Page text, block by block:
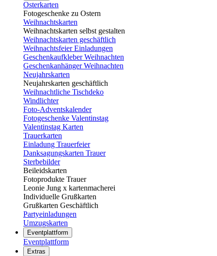
Osterkarten
Fotogeschenke zu Ostern
Weihnachtskarten
Weihnachtskarten selbst gestalten
Weihnachtskarten geschäftlich
Weihnachtsfeier Einladungen
Geschenkaufkleber Weihnachten
Geschenkanhänger Weihnachten
Neujahrskarten
Neujahrskarten geschäftlich
Weihnachtliche Tischdeko
Windlichter
Foto-Adventskalender
Fotogeschenke Valentinstag
Valentinstag Karten
Trauerkarten
Einladung Trauerfeier
Danksagungskarten Trauer
Sterbebilder
Beileidskarten
Fotoprodukte Trauer
Leonie Jung x kartenmacherei
Individuelle Grußkarten
Grußkarten Geschäftlich
Partyeinladungen
Umzugskarten
Eventplattform
Eventplattform
Extras